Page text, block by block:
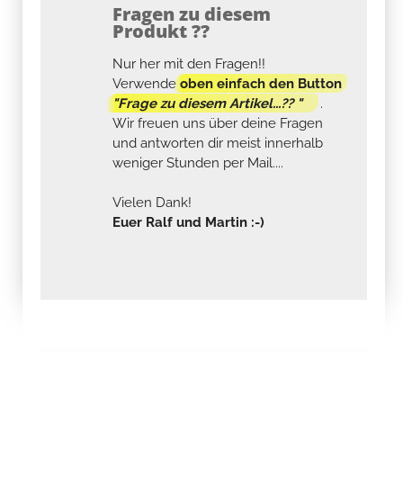
Fragen zu diesem
Produkt ??
Nur her mit den Fragen!!
Verwendeoben einfach den Button
"Frage zu diesem Artikel...?? "
.
Wir freuen uns über deine Fragen
und antworten dir meist innerhalb
weniger Stunden per Mail....
Vielen Dank!
Euer Ralf und Martin :-)